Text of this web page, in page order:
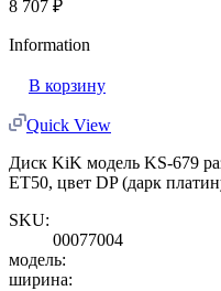
8 707 ₽
Information
В корзину
Quick View
Диск KiK модель KS-679
ET50, цвет DP (дарк
SKU:
00077004
модель:
ширина: